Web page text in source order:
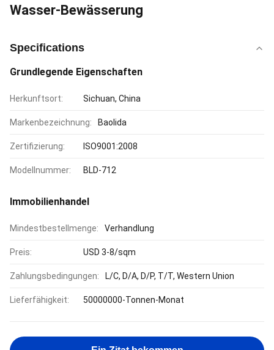
Wasser-Bewässerung
Specifications
Grundlegende Eigenschaften
Herkunftsort: Sichuan, China
Markenbezeichnung: Baolida
Zertifizierung: ISO9001:2008
Modellnummer: BLD-712
Immobilienhandel
Mindestbestellmenge: Verhandlung
Preis: USD 3-8/sqm
Zahlungsbedingungen: L/C, D/A, D/P, T/T, Western Union
Lieferfähigkeit: 50000000-Tonnen-Monat